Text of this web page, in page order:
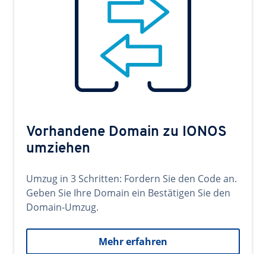
Vorhandene Domain zu IONOS
umziehen
Umzug in 3 Schritten: Fordern Sie den Code an.
Geben Sie Ihre Domain ein Bestätigen Sie den
Domain-Umzug.
Mehr erfahren